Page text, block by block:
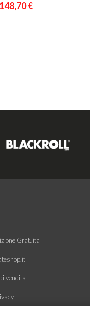
148,70 €
Gratuita
vendita